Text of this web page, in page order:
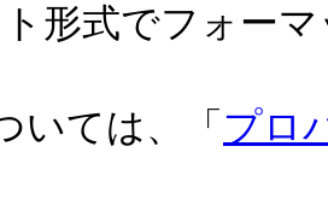
形式でフォー
いては、「 プロ